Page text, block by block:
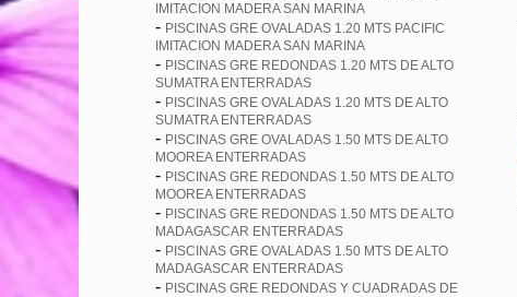
IMITACION MADERA SAN MARINA
- PISCINAS GRE OVALADAS 1.20 MTS PACIFIC
IMITACION MADERA SAN MARINA
- PISCINAS GRE REDONDAS 1.20 MTS DE ALTO
SUMATRA ENTERRADAS
- PISCINAS GRE OVALADAS 1.20 MTS DE ALTO
SUMATRA ENTERRADAS
- PISCINAS GRE OVALADAS 1.50 MTS DE ALTO
MOOREA ENTERRADAS
- PISCINAS GRE REDONDAS 1.50 MTS DE ALTO
MOOREA ENTERRADAS
- PISCINAS GRE REDONDAS 1.50 MTS DE ALTO
MADAGASCAR ENTERRADAS
- PISCINAS GRE OVALADAS 1.50 MTS DE ALTO
MADAGASCAR ENTERRADAS
- PISCINAS GRE REDONDAS Y CUADRADAS DE